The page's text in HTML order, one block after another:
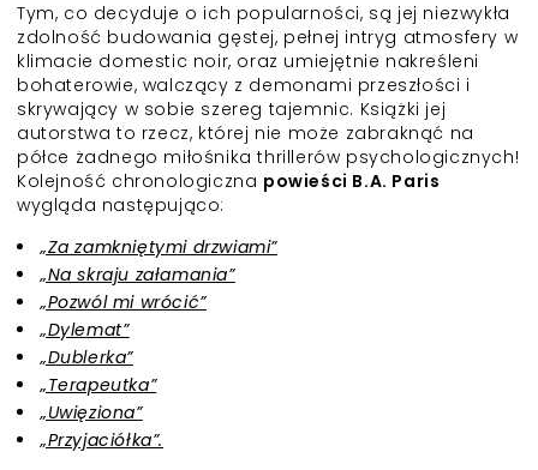
Tym, co decyduje o ich popularności, są jej niezwykła
zdolność budowania gęstej, pełnej intryg atmosfery w
klimacie domestic noir, oraz umiejętnie nakreśleni
bohaterowie, walczący z demonami przeszłości i
skrywający w sobie szereg tajemnic. Książki jej
autorstwa to rzecz, której nie może zabraknąć na
półce żadnego miłośnika thrillerów psychologicznych!
Kolejność chronologiczna powieści B.A. Paris
wygląda następująco:
„Za zamkniętymi drzwiami”
„Na skraju załamania”
„Pozwól mi wrócić”
„Dylemat”
„Dublerka”
„Terapeutka”
„Uwięziona”
„Przyjaciółka”.